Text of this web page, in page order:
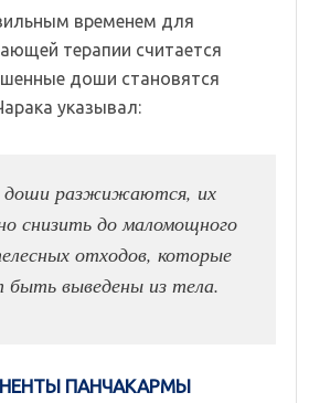
временем для
терапии считается
доши становятся
указывал:
доши разжижаются, их
снизить до маломощного
отходов, которые
быть выведены из тела.
ПАНЧАКАРМЫ